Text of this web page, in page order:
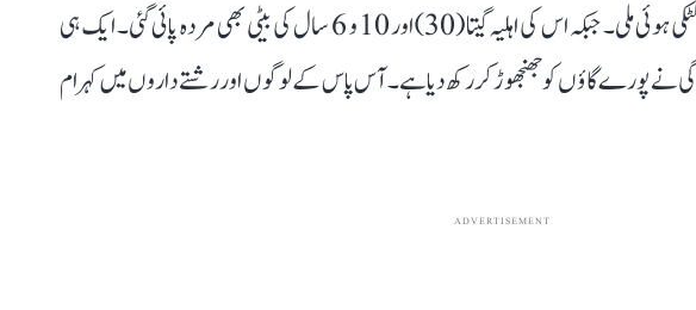
پولیس کو امت کی لاش کمرے میں لٹکی ہوئی ملی۔ جبکہ اس کی اہلیہ گیتا (30) اور 10 و 6 سال کی بیٹی بھی مردہ پائی گئی۔ ایک ہی
پورے گاؤں کو جھنجھوڑ کر رکھ دیا ہے۔ آس پاس کے لوگوں اور رشتے داروں میں کہرام
ADVERTISEMENT